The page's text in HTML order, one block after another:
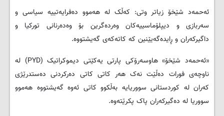
ئەحمەد شێخۆ زیاتر وتی: کەڵک لە هەموو دەفرایەتییە سیاسی و
سەربازی و دیپلۆماسییەکان وەردەگرین بۆ وەدەرنانی تورکیا و
داگیرکەران و ڕایدەگەیێنین کە کاتەکەی گەیشتووە.
«ئەحمەد شێخۆ» هاوسەرۆکی پارتی یەکێتی دیموکراتیک (PYD) لە
ناوچەی فورات دەڵێت نەک هەر کاتی کاتی دەرکردنی دەستدرێژی
کەران لە کوردستانی سووریایە بەڵکوو کاتی ئەوە گەیشتووە هەموو
سووریا لە دەگیرکەران پاک پکرێتەوە.